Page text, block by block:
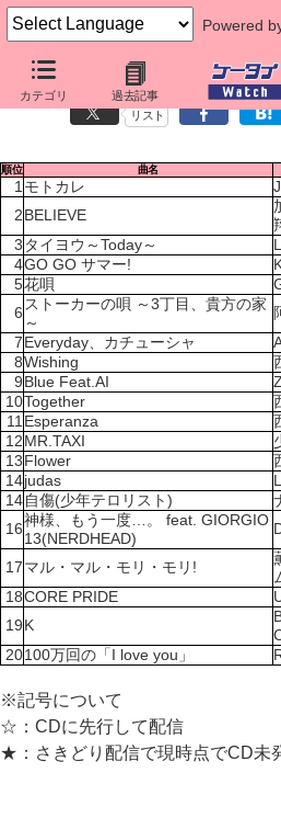
Powered
カテゴリ 過去記事
歌詞人気ランキング（6月20日～6月26日
リスト
順位 曲名
1 モトカレ
2BELIEVE
3 タイヨウ～Today～
4GO GO サマー!
5花唄
6 ストーカーの唄 ～3丁目、貴方の家
～
7Everyday、カチューシャ
8Wishing
9Blue Feat.AI
10Together
11 Esperanza
12MR.TAXI
13Flower
14judas
14自傷(少年テロリスト)
16神様、もう一度…。 feat. GIORGIO
13(NERDHEAD)
17マル・マル・モリ・モリ!
18CORE PRIDE
19K
20100万回の「I love you」
※記号について
☆：CDに先行して配信
★：さきどり配信で現時点でCD未